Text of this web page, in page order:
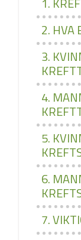
2. HVA
3.
4.
5.
6.
7.